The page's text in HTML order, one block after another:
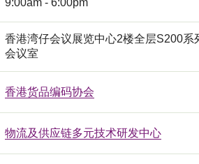
香港湾仔会议展览中心2楼全层S200系
会议室
香港货品编码协会
物流及供应链多元技术研发中心